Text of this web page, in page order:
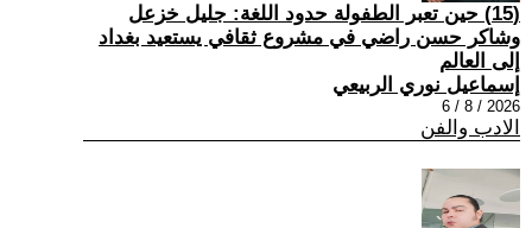
(15) حين تعبر الطفولة حدود اللغة: جليل خزعل
وشاكر حسن راضي في مشروع ثقافي يستعيد بغداد
إلى العالم
إسماعيل نوري الربيعي
2026 / 8 / 6
الادب والفن